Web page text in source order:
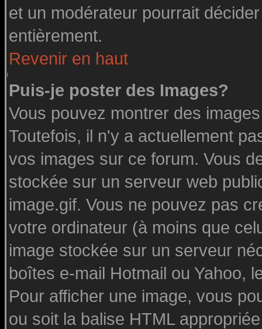
et un modérateur pourrait
entièrement.
Revenir en haut
Puis-je poster des Images?
Vous pouvez montrer des
Toutefois, il n'y a actuellement
vos images sur ce forum. Vous
stockée sur un serveur web
image.gif. Vous ne pouvez pas
votre ordinateur (à moins que
image stockée sur un serveur
boîtes e-mail Hotmail ou Yahoo,
Pour afficher une image, vous
ou soit la balise HTML